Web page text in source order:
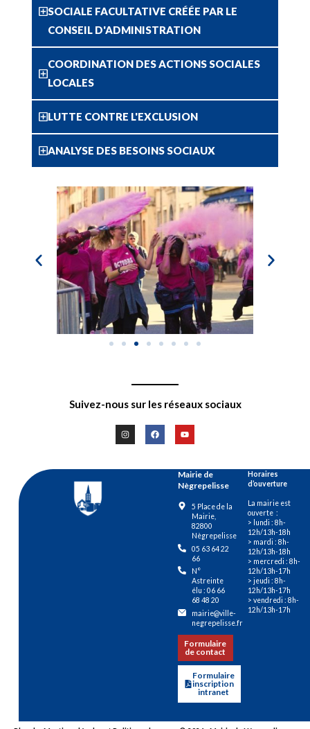
SOCIALE FACULTATIVE CRÉÉE PAR LE
CONSEIL D'ADMINISTRATION
COORDINATION DES ACTIONS SOCIALES
LOCALES
LUTTE CONTRE L'EXCLUSION
ANALYSE DES BESOINS SOCIAUX
Suivez-nous sur les réseaux sociaux
Mairie de
Nègrepelisse
5 Place de la
Mairie,
82800
Nègrepelisse
05 63 64 22
66
N°
Astreinte
élu : 06 66
68 48 20
mairie@ville-
negrepelisse.fr
Formulaire
de contact
Formulaire
inscription
intranet
Horaires
d’ouverture
La mairie est
ouverte :
> lundi : 8h-
12h/13h-18h
> mardi : 8h-
12h/13h-18h
> mercredi : 8h-
12h/13h-17h
> jeudi : 8h-
12h/13h-17h
> vendredi : 8h-
12h/13h-17h